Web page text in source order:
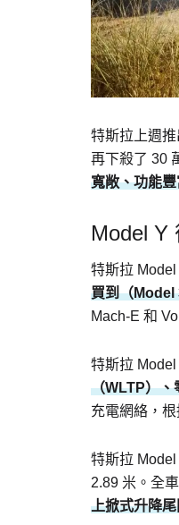
特斯拉上週
再下殺了 30
寬敞、功能
Model Y
特斯拉
買到（Model
Mach-E 和
特斯拉
（WLTP）、
充電網絡，
特斯拉
2.89 米。全
上掀式升降